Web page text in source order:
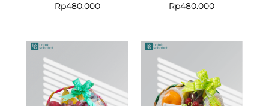
Rp480.000
Rp480.000